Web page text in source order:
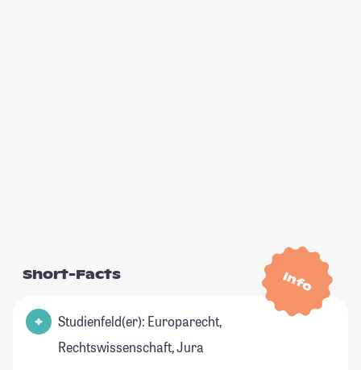
Info
Short-Facts
Studienfeld(er): Europarecht,
Rechtswissenschaft, Jura